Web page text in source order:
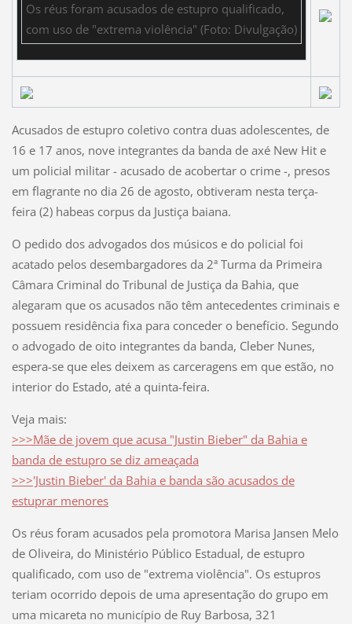
Os réus foram acusados de estupro qualificado,
com uso de "extrema violência" (Foto: Divulgação)
Acusados de estupro coletivo contra duas adolescentes, de
16 e 17 anos, nove integrantes da banda de axé New Hit e
um policial militar - acusado de acobertar o crime -, presos
em flagrante no dia 26 de agosto, obtiveram nesta terça-
feira (2) habeas corpus da Justiça baiana.
O pedido dos advogados dos músicos e do policial foi
acatado pelos desembargadores da 2ª Turma da Primeira
Câmara Criminal do Tribunal de Justiça da Bahia, que
alegaram que os acusados não têm antecedentes criminais e
possuem residência fixa para conceder o benefício. Segundo
o advogado de oito integrantes da banda, Cleber Nunes,
espera-se que eles deixem as carceragens em que estão, no
interior do Estado, até a quinta-feira.
Veja mais:
>>>Mãe de jovem que acusa "Justin Bieber" da Bahia e
banda de estupro se diz ameaçada
>>>'Justin Bieber' da Bahia e banda são acusados de
estuprar menores
Os réus foram acusados pela promotora Marisa Jansen Melo
de Oliveira, do Ministério Público Estadual, de estupro
qualificado, com uso de "extrema violência". Os estupros
teriam ocorrido depois de uma apresentação do grupo em
uma micareta no município de Ruy Barbosa, 321